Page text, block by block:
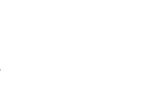
ich hier keine weiteren
dann nichts mehr für